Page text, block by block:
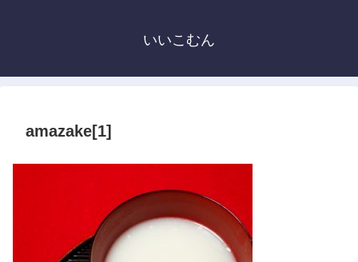
いいこむん
amazake[1]